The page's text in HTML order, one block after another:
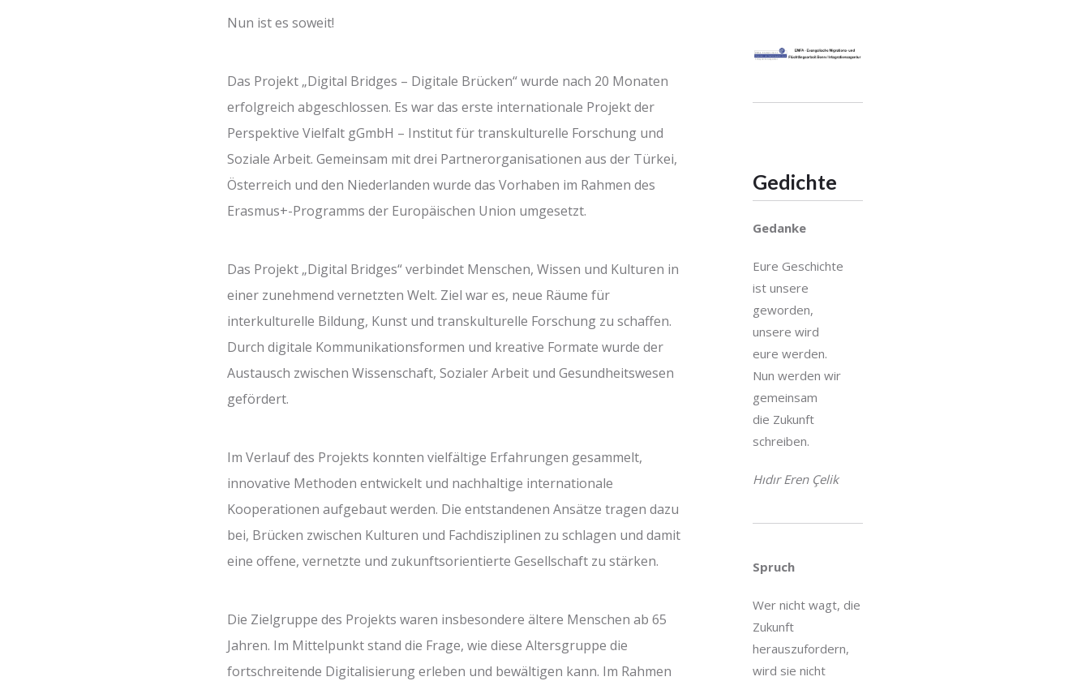
Nun ist es soweit!
Das Projekt „Digital Bridges – Digitale Brücken“ wurde nach 20 Monaten
erfolgreich abgeschlossen. Es war das erste internationale Projekt der
Perspektive Vielfalt gGmbH – Institut für transkulturelle Forschung und
Soziale Arbeit. Gemeinsam mit drei Partnerorganisationen aus der Türkei,
Österreich und den Niederlanden wurde das Vorhaben im Rahmen des
Erasmus+-Programms der Europäischen Union umgesetzt.
Das Projekt „Digital Bridges“ verbindet Menschen, Wissen und Kulturen in
einer zunehmend vernetzten Welt. Ziel war es, neue Räume für
interkulturelle Bildung, Kunst und transkulturelle Forschung zu schaffen.
Durch digitale Kommunikationsformen und kreative Formate wurde der
Austausch zwischen Wissenschaft, Sozialer Arbeit und Gesundheitswesen
gefördert.
Im Verlauf des Projekts konnten vielfältige Erfahrungen gesammelt,
innovative Methoden entwickelt und nachhaltige internationale
Kooperationen aufgebaut werden. Die entstandenen Ansätze tragen dazu
bei, Brücken zwischen Kulturen und Fachdisziplinen zu schlagen und damit
eine offene, vernetzte und zukunftsorientierte Gesellschaft zu stärken.
Die Zielgruppe des Projekts waren insbesondere ältere Menschen ab 65
Jahren. Im Mittelpunkt stand die Frage, wie diese Altersgruppe die
fortschreitende Digitalisierung erleben und bewältigen kann. Im Rahmen
Gedichte
Gedanke
Eure Geschichte
ist unsere
geworden,
unsere wird
eure werden.
Nun werden wir
gemeinsam
die Zukunft
schreiben.
Hıdır Eren Çelik
Spruch
Wer nicht wagt, die
Zukunft
herauszufordern,
wird sie nicht